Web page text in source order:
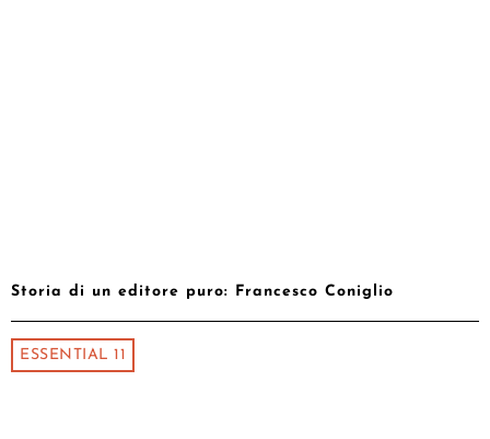
Storia di un editore puro: Francesco Coniglio
ESSENTIAL 11